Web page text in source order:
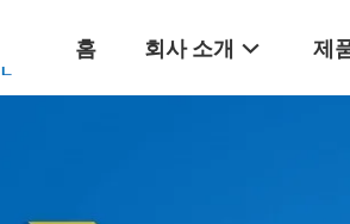
홈 회사 소개 제